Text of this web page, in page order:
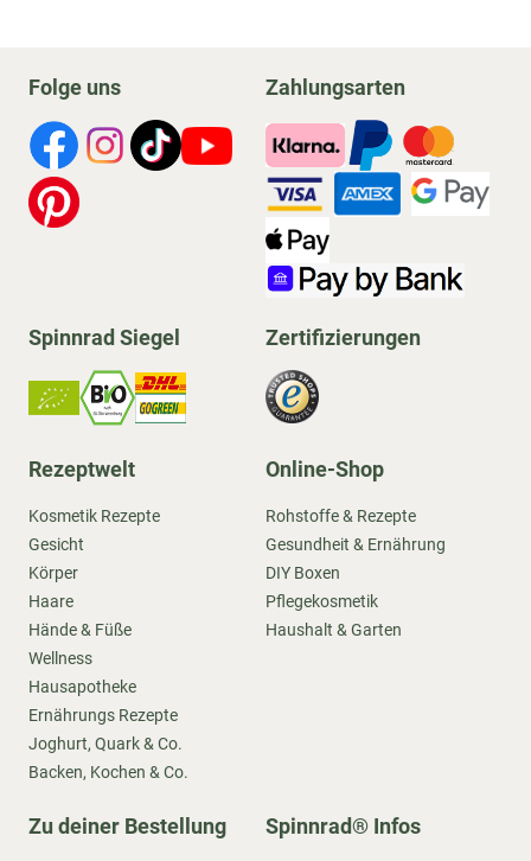
Folge uns Zahlungsarten
Spinnrad Siegel Zertifizierungen
Rezeptwelt
Kosmetik Rezepte
Gesicht
Körper
Haare
Hände & Füße
Wellness
Hausapotheke
Ernährungs Rezepte
Joghurt, Quark & Co.
Backen, Kochen & Co.
Online-Shop
Rohstoffe & Rezepte
Gesundheit & Ernährung
DIY Boxen
Pflegekosmetik
Haushalt & Garten
Zu deiner Bestellung Spinnrad® Infos